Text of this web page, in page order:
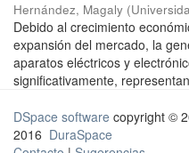
Hernández, Magaly (
Debido al crecimiento
expansión del mercado, la
aparatos eléctricos y
significativamente,
DSpace software copyright ©
2016 DuraSpace